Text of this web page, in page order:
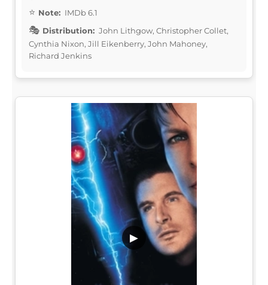
Note: IMDb 6.1
Distribution: John Lithgow, Christopher Collet,
Cynthia Nixon, Jill Eikenberry, John Mahoney,
Richard Jenkins
▶